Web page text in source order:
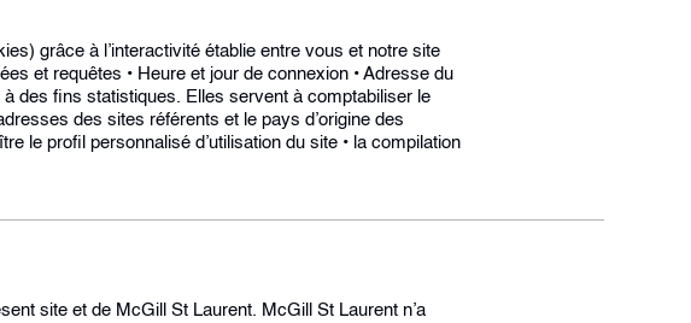
grâce à l’interactivité établie entre vous et notre site
et requêtes • Heure et jour de connexion • Adresse du
des fins statistiques. Elles servent à comptabiliser le
des sites référents et le pays d’origine des
le profil personnalisé d’utilisation du site • la compilation
site et de McGill St Laurent. McGill St Laurent n’a